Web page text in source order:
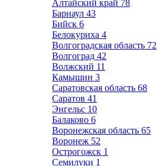
Алтайский край 78
Барнаул 43
Бийск 6
Белокуриха 4
Волгоградская область 72
Волгоград 42
Волжский 11
Камышин 3
Саратовская область 68
Саратов 41
Энгельс 10
Балаково 6
Воронежская область 65
Воронеж 52
Острогожск 1
Семилуки 1